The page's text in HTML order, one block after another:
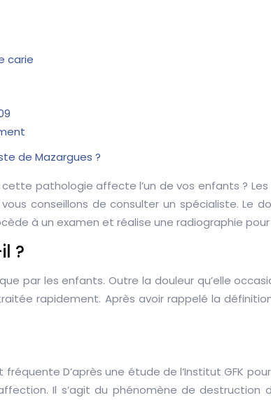
carie
de Mazargues ?
pathologie affecte l’un de vos enfants ?
conseillons de consulter un spécialiste. Le
à un examen et réalise une radiographie
?
par les enfants. Outre la douleur qu’elle
rapidement. Après avoir rappelé la
D’après une étude de l’Institut GFK
Il s’agit du phénomène de destruction